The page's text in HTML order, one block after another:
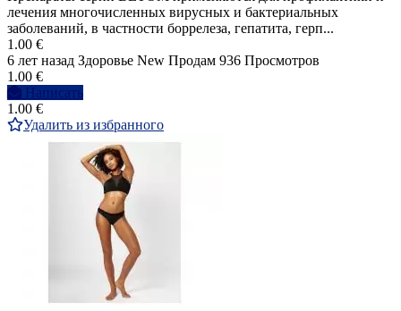
лечения многочисленных вирусных и бактериальных
заболеваний, в частности боррелеза, гепатита, герп...
1.00 €
6 лет назад Здоровье New Продам 936 Просмотров
1.00 €
Написать
1.00 €
Удалить из избранного